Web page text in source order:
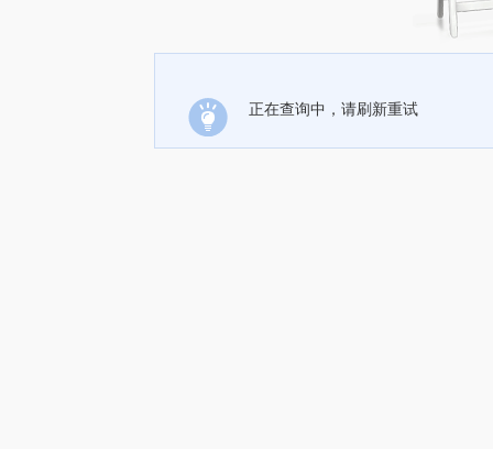
正在查询中，请刷新重试